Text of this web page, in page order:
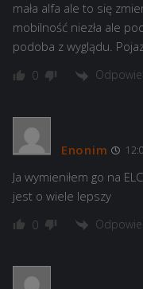
mała alfa ale to się
mobilność niezła ale
podoba z wyglądu.
0
Enonim
Ja wymieniłem go na
jest o wiele lepszy
0